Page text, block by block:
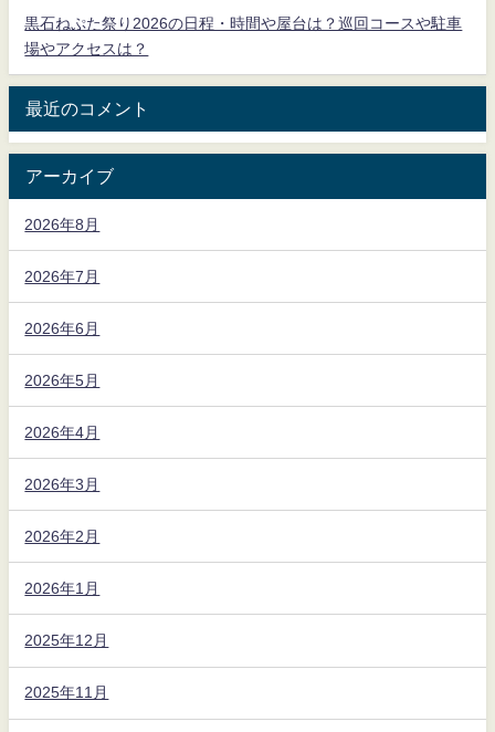
黒石ねぷた祭り2026の日程・時間や屋台は？巡回コースや駐車
場やアクセスは？
最近のコメント
アーカイブ
2026年8月
2026年7月
2026年6月
2026年5月
2026年4月
2026年3月
2026年2月
2026年1月
2025年12月
2025年11月